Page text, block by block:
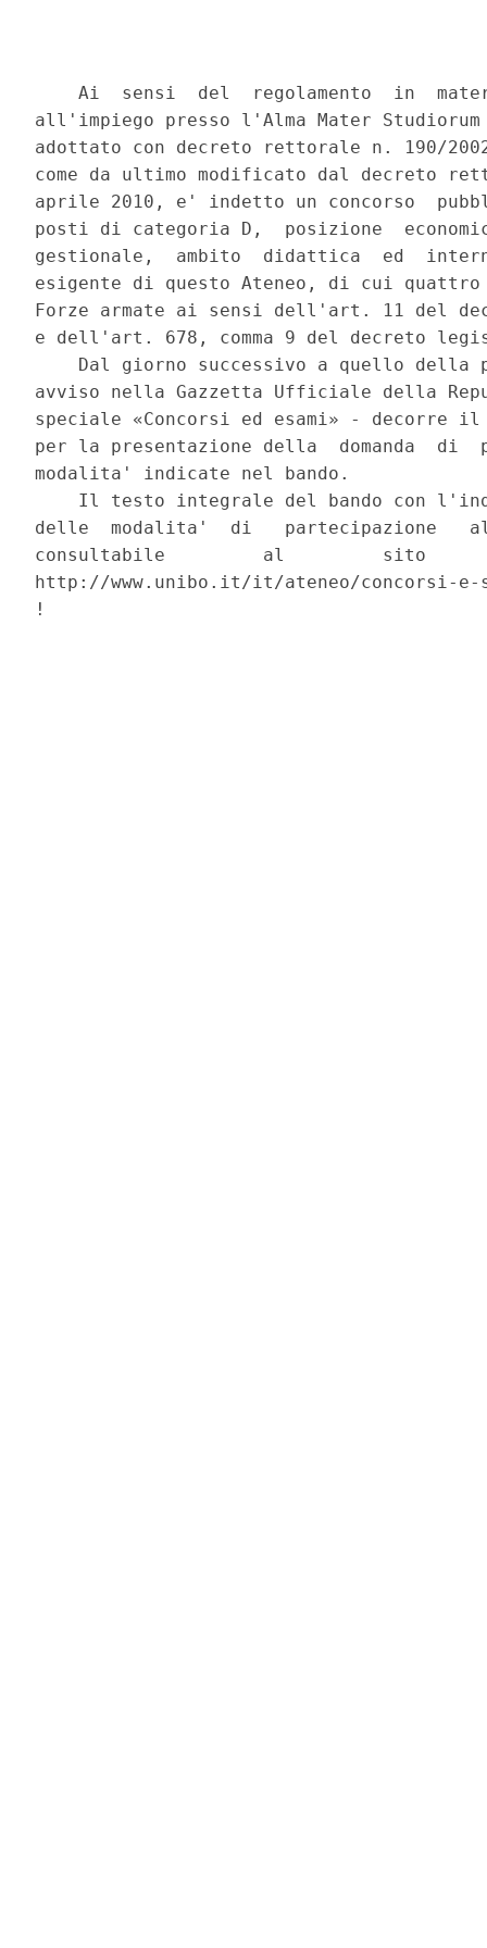
Ai  sensi  del  regolamento  in
all'impiego presso l'Alma Mater
adottato con decreto rettorale n. 190/
come da ultimo modificato dal decreto
aprile 2010, e' indetto un concorso
posti di categoria D,  posizione
gestionale,  ambito  didattica  ed
esigente di questo Ateneo, di cui
Forze armate ai sensi dell'art. 11 del
e dell'art. 678, comma 9 del decreto
Dal giorno successivo a quello della
avviso nella Gazzetta Ufficiale della
speciale «Concorsi ed esami» -
per la presentazione della  domanda  di
modalita' indicate nel bando.
Il testo integrale del bando con
delle  modalita'  di   partecipazione
consultabile         al         sito
http://www.unibo.it/it/ateneo/concorsi-
!